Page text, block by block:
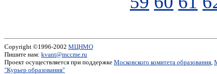
Copyright ©1996-2002 МЦНМО
Пишите нам: kvant@mccme.ru
Проект осуществляется при поддержке Московского комитета образования,
"Курьер образования"